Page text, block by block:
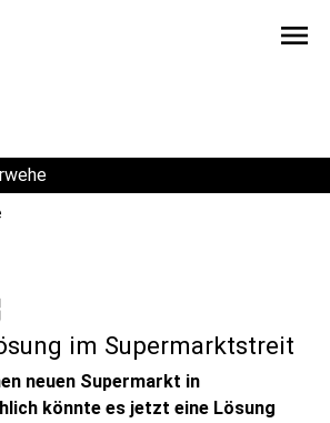
menu
im Supermarktstreit
neuen Supermarkt in
könnte es jetzt eine Lösung